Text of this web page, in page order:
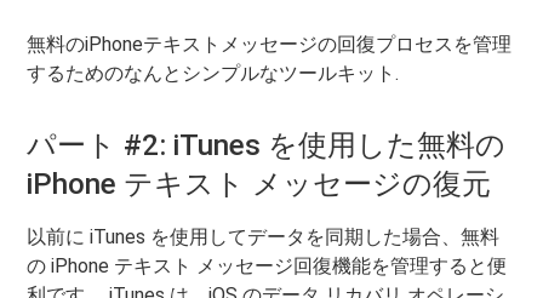
無料のiPhoneテキストメッセージの回復プロセスを管理
するためのなんとシンプルなツールキット.
パート #2: iTunes を使用した無料の
iPhone テキスト メッセージの復元
以前に iTunes を使用してデータを同期した場合、無料
の iPhone テキスト メッセージ回復機能を管理すると便